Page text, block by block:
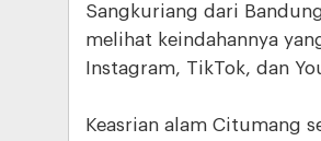
Sangkuriang dari
melihat keindahannya
Instagram, TikTok, dan
Keasrian alam Citumang